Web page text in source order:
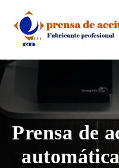
content
Prensa de